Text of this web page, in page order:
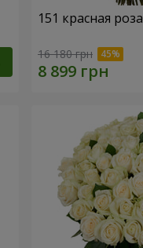
151 красная роза
16 180 грн